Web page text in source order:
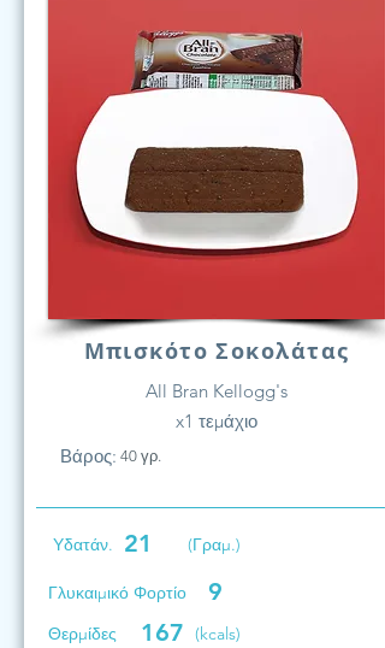
Μπισκότο Σοκολάτας
All Bran Kellogg's
x1 τεμάχιο
Βάρος: 40 γρ.
Υδατάν. 21 (Γραμ.)
Γλυκαιμικό Φορτίο 9
Θερμίδες 167 (kcals)